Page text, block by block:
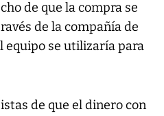
de que la compra se
de la compañía de
equipo se utilizaría para
de que el dinero con